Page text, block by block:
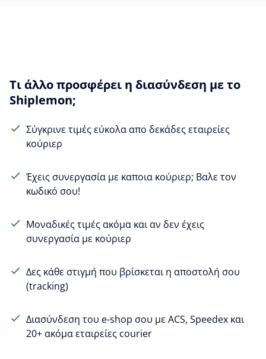
Τι άλλο προσφέρει η διασύνδεση με το
Shiplemon;
Σύγκρινε τιμές εύκολα απο δεκάδες εταιρείες
κούριερ
Έχεις συνεργασία με καποια κούριερ; Βαλε τον
κωδικό σου!
Μοναδικές τιμές ακόμα και αν δεν έχεις
συνεργασία με κούριερ
Δες κάθε στιγμή που βρίσκεται η αποστολή σου
(tracking)
Διασύνδεση του e-shop σου με ACS, Speedex και
20+ ακόμα εταιρείες courier